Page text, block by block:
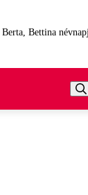
Berta, Bettina